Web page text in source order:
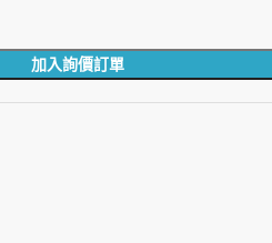
加入詢價訂單